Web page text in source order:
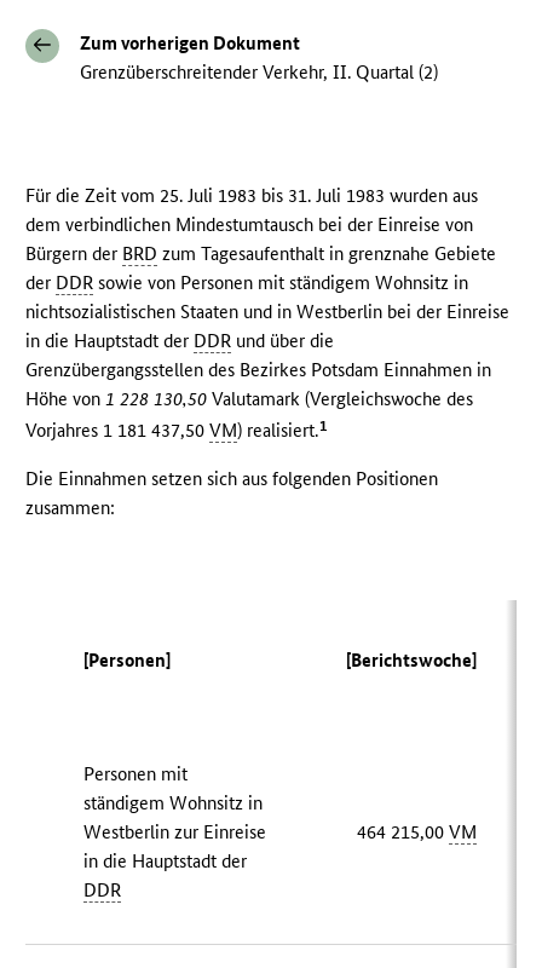
Zum vorherigen Dokument
Grenzüberschreitender Verkehr, II. Quartal (2)
Für die Zeit vom 25. Juli 1983 bis 31. Juli 1983 wurden aus
dem verbindlichen Mindestumtausch bei der Einreise von
Bürgern der BRD zum Tagesaufenthalt in grenznahe Gebiete
der DDR sowie von Personen mit ständigem Wohnsitz in
nichtsozialistischen Staaten und in Westberlin bei der Einreise
in die Hauptstadt der DDR und über die
Grenzübergangsstellen des Bezirkes Potsdam Einnahmen in
Höhe von1 228 130,50 Valutamark (Vergleichswoche des
Vorjahres 1 181 437,50VM) realisiert.1
Die Einnahmen setzen sich aus folgenden Positionen
zusammen:
[Personen] [Berichtswoche]
Personen mit
ständigem Wohnsitz in
Westberlin zur Einreise
in die Hauptstadt der
DDR
464 215,00VM